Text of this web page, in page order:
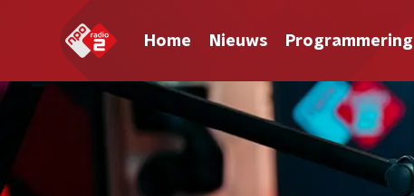
Home Nieuws Programmering